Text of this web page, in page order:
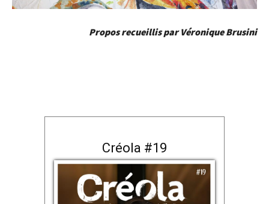
Propos recueillis par Véronique Brusini
Créola #19